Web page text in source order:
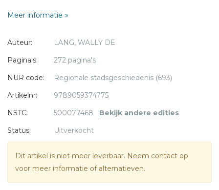
anonimiteit van het grote getal te halen. Zij waren met
zijn uitgemoord, maar in de openbaarheid is er niets dat aan
hen herinnert. In dit boek stappen de voormalige bewoners
Meer informatie
Auteur:
LANG, WALLY DE
Pagina's:
272 pagina's
NUR code:
Regionale stadsgeschiedenis (693)
Artikelnr:
9789059374775
NSTC:
500077468 Bekijk andere edities
Status:
Uitverkocht
Dit artikel is niet meer leverbaar. Neem contact op
voor meer informatie of alternatieven.